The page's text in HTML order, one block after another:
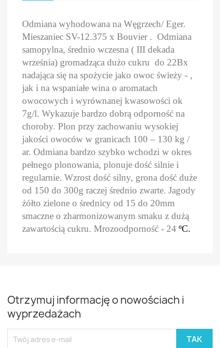
Odmiana wyhodowana na Węgrzech/ Eger.
Mieszaniec SV-12.375 x Bouvier . Odmiana
samopylna, średnio wczesna ( III dekada
września) gromadząca dużo cukru do 22Bx
nadająca się na spożycie jako owoc świeży - ,
jak i na wspaniałe wina o aromatach
owocowych i wyrównanej kwasowości ok
7g/l. Wykazuje bardzo dobrą odporność na
choroby. Plon przy zachowaniu wysokiej
jakości owoców w granicach 100 – 130 kg /
ar. Odmiana bardzo szybko wchodzi w okres
pełnego plonowania, plonuje dość silnie i
regularnie. Wzrost dość silny, grona dość duże
od 150 do 300g raczej średnio zwarte. Jagody
żółto zielone o średnicy od 15 do 20mm
smaczne o zharmonizowanym smaku z dużą
zawartością cukru. Mrozoodporność - 24 ºC.
Otrzymuj informację o nowościach i
wyprzedażach